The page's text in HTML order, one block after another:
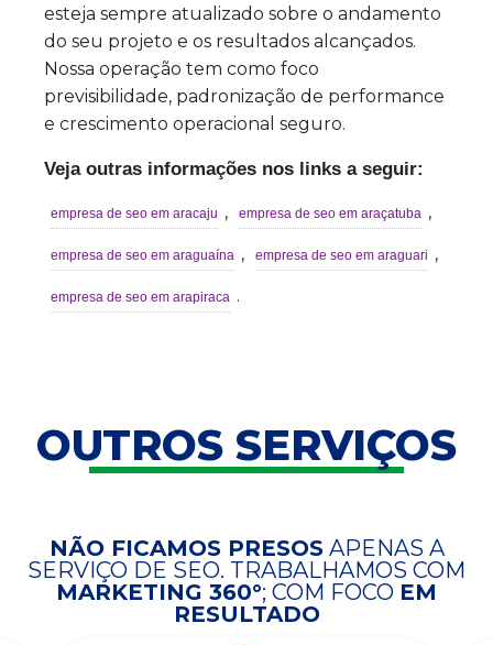
esteja sempre atualizado sobre o andamento
do seu projeto e os resultados alcançados.
Nossa operação tem como foco
previsibilidade, padronização de performance
e crescimento operacional seguro.
Veja outras informações nos links a seguir:
empresa de seo em aracaju , empresa de seo em araçatuba ,
empresa de seo em araguaína , empresa de seo em araguari ,
empresa de seo em arapiraca .
OUTROS SERVIÇOS
NÃO FICAMOS PRESOSAPENAS A
SERVIÇO DE SEO. TRABALHAMOS COM
MARKETING 360°; COM FOCO EM
RESULTADO